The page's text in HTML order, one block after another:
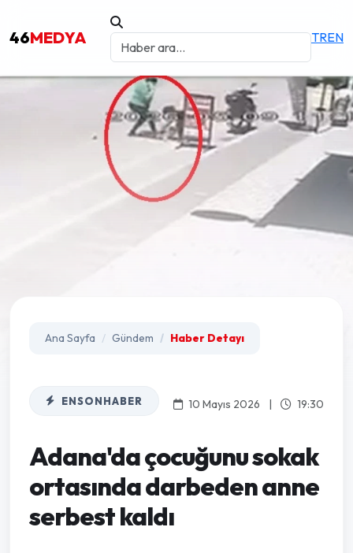
46MEDYA TREN
Ana Sayfa Gündem Haber Detayı
ENSONHABER 10 Mayıs 2026 | 19:30
Adana'da çocuğunu sokak
ortasında darbeden anne
serbest kaldı